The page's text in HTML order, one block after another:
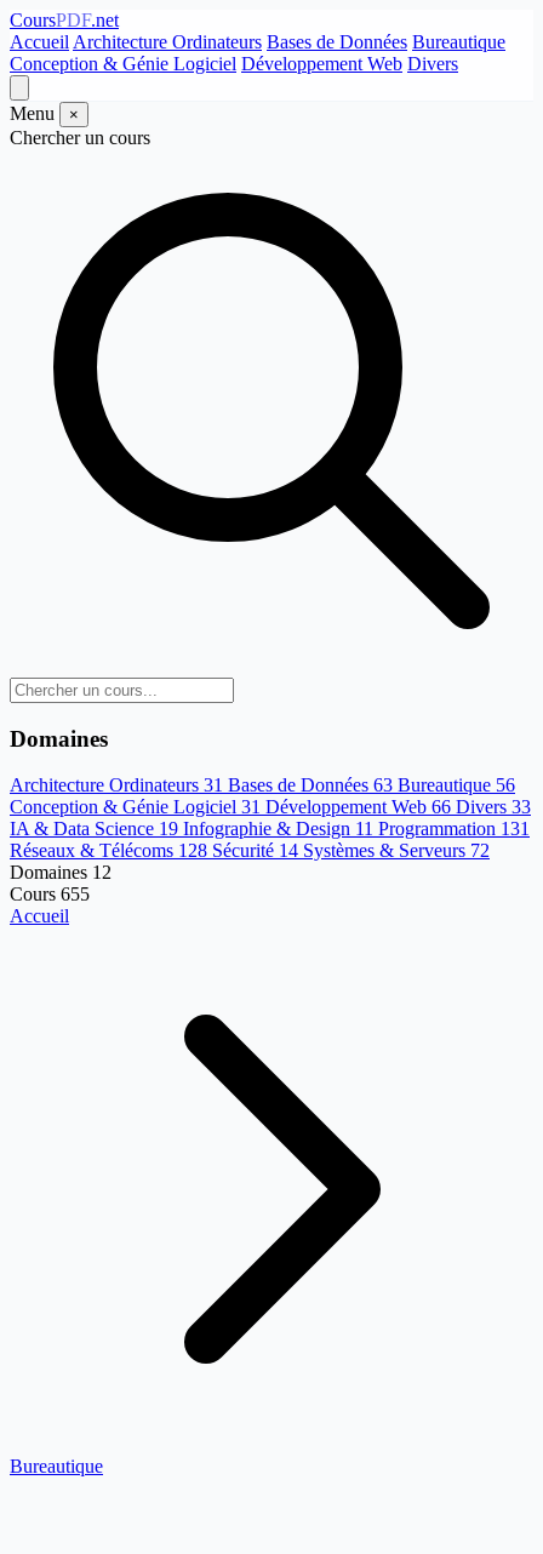
CoursPDF.net
Accueil Architecture Ordinateurs Bases de Données Bureautique
Conception & Génie Logiciel Développement Web Divers
Menu ×
Chercher un cours
Domaines
Architecture Ordinateurs 31 Bases de Données 63 Bureautique 56
Conception & Génie Logiciel 31 Développement Web 66 Divers 33
IA & Data Science 19 Infographie & Design 11 Programmation 131
Réseaux & Télécoms 128 Sécurité 14 Systèmes & Serveurs 72
Domaines 12
Cours 655
Accueil
Bureautique